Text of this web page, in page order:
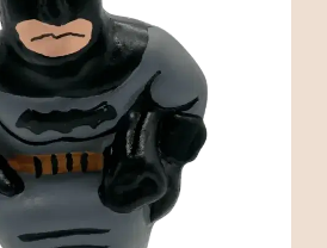
ist mit viel Liebe zum Detail
gefertigt, sodass die
Merkmale jedes
seinen ikonischen Kostümen
charakteristischen Posen –
wiedergegeben werden.
sind nicht nur ein tolles
Superhelden-Fan, sondern